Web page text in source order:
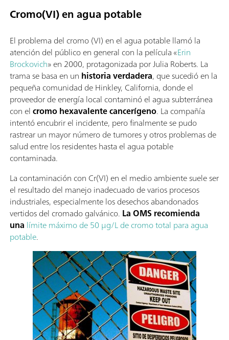
Cromo(VI) en agua potable
El problema del cromo (VI) en el agua potable llamó la
atención del público en general con la película «Erin
Brockovich» en 2000, protagonizada por Julia Roberts. La
trama se basa en un historia verdadera, que sucedió en la
pequeña comunidad de Hinkley, California, donde el
proveedor de energía local contaminó el agua subterránea
con elcromo hexavalente cancerígeno. La compañía
intentó encubrir el incidente, pero finalmente se pudo
rastrear un mayor número de tumores y otros problemas de
salud entre los residentes hasta el agua potable
contaminada.
La contaminación con Cr(VI) en el medio ambiente suele ser
el resultado del manejo inadecuado de varios procesos
industriales, especialmente los desechos abandonados
vertidos del cromado galvánico. La OMS recomienda
una límite máximo de 50 µg/L de cromo total para agua
potable.